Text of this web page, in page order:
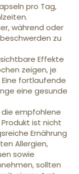
pro Tag,
während oder
zu
Effekte
zeigen, je
Eine fortlaufende
eine gesunde
die empfohlene
ist nicht
Ernährung
Allergien,
sowie
sollten